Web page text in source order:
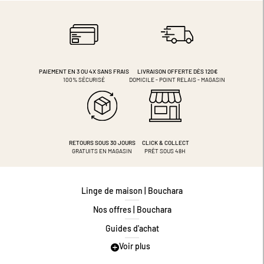
PAIEMENT EN 3 OU 4XSANS FRAIS
100% SÉCURISÉ
LIVRAISON OFFERTE DÈS 120€
DOMICILE - POINT RELAIS - MAGASIN
RETOURS SOUS 30 JOURS
GRATUITS EN MAGASIN
CLICK & COLLECT
PRÊT SOUS 48H
Linge de maison | Bouchara
Nos offres | Bouchara
Guides d'achat
Guide des tailles
Voir plus